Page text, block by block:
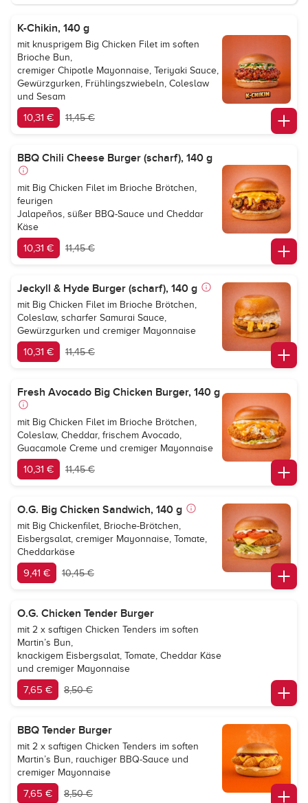
K-Chikin, 140 g
mit knusprigem Big Chicken Filet im soften
Brioche Bun,
cremiger Chipotle Mayonnaise, Teriyaki Sauce,
Gewürzgurken, Frühlingszwiebeln, Coleslaw
und Sesam
10,31 € 11,45 €
BBQ Chili Cheese Burger (scharf), 140 g
mit Big Chicken Filet im Brioche Brötchen,
feurigen
Jalapeños, süßer BBQ-Sauce und Cheddar
Käse
10,31 € 11,45 €
Jeckyll & Hyde Burger (scharf), 140 g
mit Big Chicken Filet im Brioche Brötchen,
Coleslaw, scharfer Samurai Sauce,
Gewürzgurken und cremiger Mayonnaise
10,31 € 11,45 €
Fresh Avocado Big Chicken Burger, 140 g
mit Big Chicken Filet im Brioche Brötchen,
Coleslaw, Cheddar, frischem Avocado,
Guacamole Creme und cremiger Mayonnaise
10,31 € 11,45 €
O.G. Big Chicken Sandwich, 140 g
mit Big Chickenfilet, Brioche-Brötchen,
Eisbergsalat, cremiger Mayonnaise, Tomate,
Cheddarkäse
9,41 € 10,45 €
O.G. Chicken Tender Burger
mit 2 x saftigen Chicken Tenders im soften
Martin’s Bun,
knackigem Eisbergsalat, Tomate, Cheddar Käse
und cremiger Mayonnaise
7,65 € 8,50 €
BBQ Tender Burger
mit 2 x saftigen Chicken Tenders im soften
Martin’s Bun, rauchiger BBQ-Sauce und
cremiger Mayonnaise
7,65 € 8,50 €